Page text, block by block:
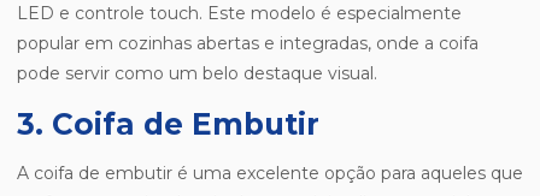
LED e controle touch. Este modelo é especialmente
popular em cozinhas abertas e integradas, onde a coifa
pode servir como um belo destaque visual.
3. Coifa de Embutir
A coifa de embutir é uma excelente opção para aqueles que